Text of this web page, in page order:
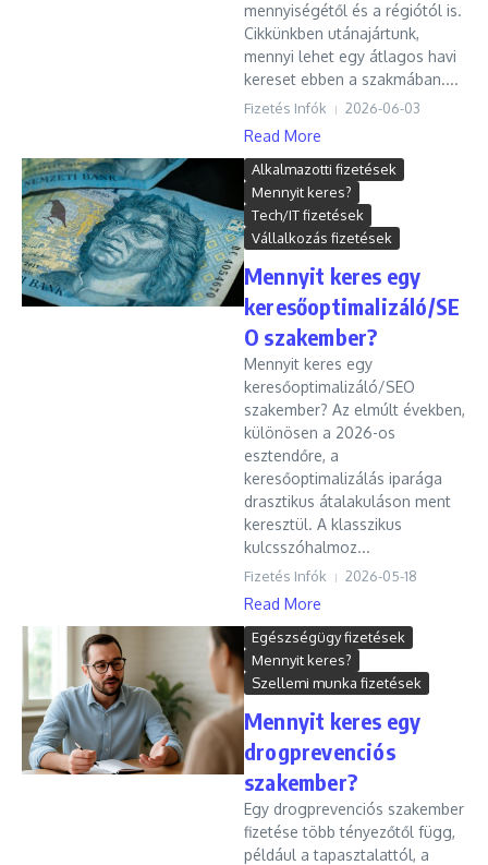
mennyiségétől és a régiótól is.
Cikkünkben utánajártunk,
mennyi lehet egy átlagos havi
kereset ebben a szakmában....
Fizetés Infók 2026-06-03
Read More
Alkalmazotti fizetések
Mennyit keres?
Tech/IT fizetések
Vállalkozás fizetések
Mennyit keres egy
keresőoptimalizáló/SE
O szakember?
Mennyit keres egy
keresőoptimalizáló/SEO
szakember? Az elmúlt években,
különösen a 2026-os
esztendőre, a
keresőoptimalizálás iparága
drasztikus átalakuláson ment
keresztül. A klasszikus
kulcsszóhalmoz...
Fizetés Infók 2026-05-18
Read More
Egészségügy fizetések
Mennyit keres?
Szellemi munka fizetések
Mennyit keres egy
drogprevenciós
szakember?
Egy drogprevenciós szakember
fizetése több tényezőtől függ,
például a tapasztalattól, a